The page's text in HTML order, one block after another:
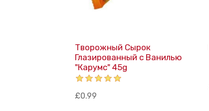
Творожный Сырок
Глазированный с Ванилью
"Карумс" 45g
£0.99